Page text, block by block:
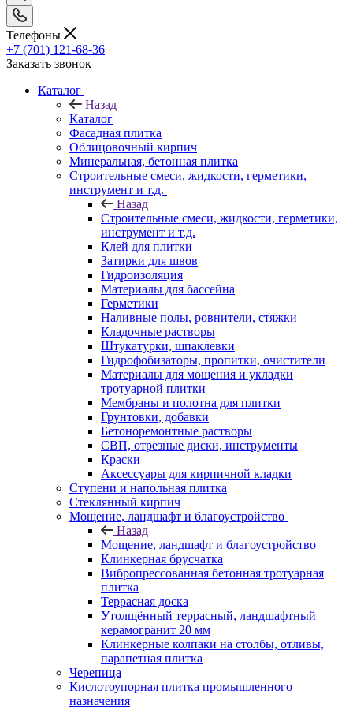
Телефоны
+7 (701) 121-68-36
Заказать звонок
Каталог
Назад
Каталог
Фасадная плитка
Облицовочный кирпич
Минеральная, бетонная плитка
Строительные смеси, жидкости, герметики,
инструмент и т.д.
Назад
Строительные смеси, жидкости, герметики,
инструмент и т.д.
Клей для плитки
Затирки для швов
Гидроизоляция
Материалы для бассейна
Герметики
Наливные полы, ровнители, стяжки
Кладочные растворы
Штукатурки, шпаклевки
Гидрофобизаторы, пропитки, очистители
Материалы для мощения и укладки
тротуарной плитки
Мембраны и полотна для плитки
Грунтовки, добавки
Бетоноремонтные растворы
СВП, отрезные диски, инструменты
Краски
Аксессуары для кирпичной кладки
Ступени и напольная плитка
Cтеклянный кирпич
Мощение, ландшафт и благоустройство
Назад
Мощение, ландшафт и благоустройство
Клинкерная брусчатка
Вибропрессованная бетонная тротуарная
плитка
Террасная доска
Утолщённый террасный, ландшафтный
керамогранит 20 мм
Клинкерные колпаки на столбы, отливы,
парапетная плитка
Черепица
Кислотоупорная плитка промышленного
назначения